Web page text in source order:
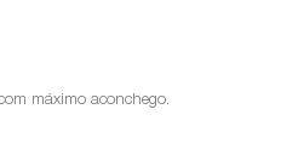
máximo aconchego.